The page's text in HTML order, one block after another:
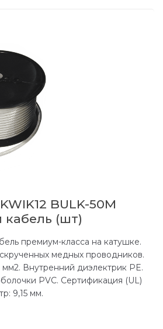
BULK-50M
кабель (шт)
премиум-класса на катушке.
медных проводников.
мм2. Внутренний диэлектрик PE.
PVC. Сертификация (UL)
9,15 мм.